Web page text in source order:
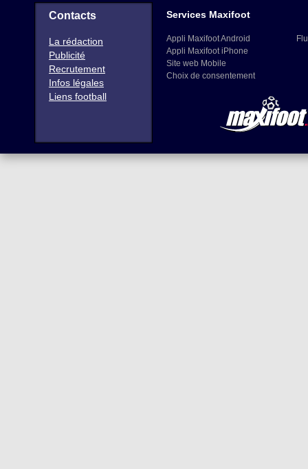
Contacts
La rédaction
Publicité
Recrutement
Infos légales
Liens football
Services Maxifoot
Appli Maxifoot Android
Appli Maxifoot iPhone
Site web Mobile
Choix de consentement